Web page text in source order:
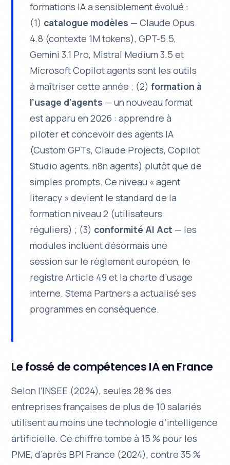
formations IA a sensiblement évolué :
(1) catalogue modèles — Claude Opus
4.8 (contexte 1M tokens), GPT-5.5,
Gemini 3.1 Pro, Mistral Medium 3.5 et
Microsoft Copilot agents sont les outils
à maîtriser cette année ; (2)formation à
l’usage d’agents — un nouveau format
est apparu en 2026 : apprendre à
piloter et concevoir des agents IA
(Custom GPTs, Claude Projects, Copilot
Studio agents, n8n agents) plutôt que de
simples prompts. Ce niveau « agent
literacy » devient le standard de la
formation niveau 2 (utilisateurs
réguliers) ; (3) conformité AI Act — les
modules incluent désormais une
session sur le règlement européen, le
registre Article 49 et la charte d’usage
interne. Stema Partners a actualisé ses
programmes en conséquence.
Le fossé de compétences IA en France
Selon l’INSEE (2024), seules 28 % des
entreprises françaises de plus de 10 salariés
utilisent au moins une technologie d’intelligence
artificielle. Ce chiffre tombe à 15 % pour les
PME, d’après BPI France (2024), contre 35 %